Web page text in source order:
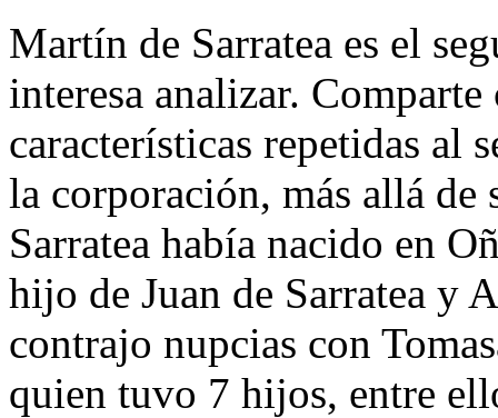
Martín de Sarratea es el
interesa analizar.
características repetidas al
la corporación, más allá
Sarratea había nacido en
hijo de Juan de Sarratea y
contrajo nupcias con
quien tuvo 7 hijos, entre